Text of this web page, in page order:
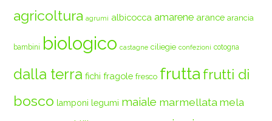
agricoltura agrumi albicocca amarene arance arancia
bambini biologico castagne ciliegie confezioni cotogna
dalla terra fichi fragole fresco frutta frutti di
bosco lamponi legumi maiale marmellata mela